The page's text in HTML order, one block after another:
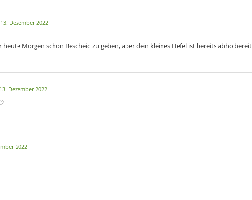
Spiele, die ich besitze:
GBC--> Gold
DS --> Diamant, Heart Gold, Weiß
13. Dezember 2022
heute Morgen schon Bescheid zu geben, aber dein kleines Hefel ist bereits abholbereit
13. Dezember 2022
2022